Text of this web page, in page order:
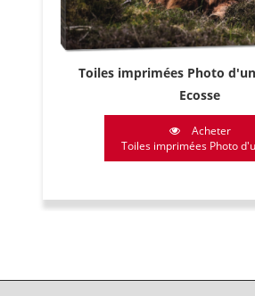
Toiles imprimées Photo
Ecosse
Acheter
Toiles imprimées Photo